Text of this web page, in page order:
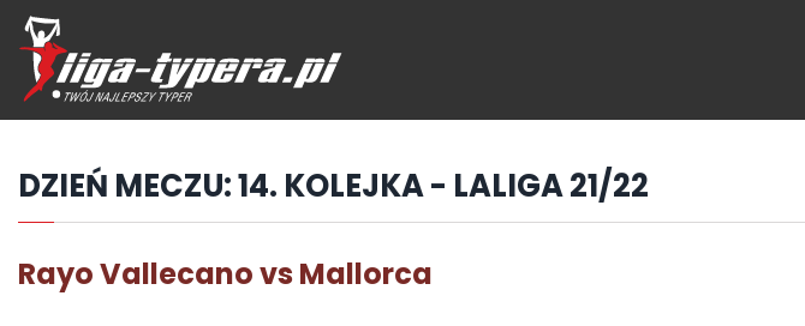
Przejdź
hdo
treści
DZIEŃ MECZU:14. KOLEJKA - LALIGA 21/22
Rayo Vallecano vs Mallorca